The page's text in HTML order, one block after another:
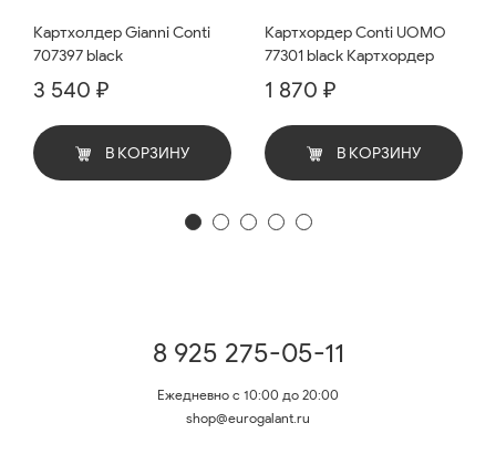
Картхолдер Gianni Conti
707397 black
3 540 ₽
В КОРЗИНУ
Картхордер Conti UOMO
77301 black Картхордер
1 870 ₽
В КОРЗИНУ
8 925 275-05-11
Ежедневно с 10:00 до 20:00
shop@eurogalant.ru